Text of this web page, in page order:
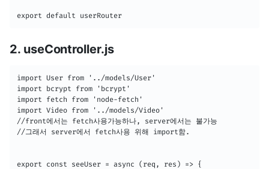
export default userRouter
2. useController.js
import User from '../models/User'
import bcrypt from 'bcrypt'
import fetch from 'node-fetch'
import Video from '../models/Video'
//front에서는 fetch사용가능하나, server에서는 불가능
//그래서 server에서 fetch사용 위해 import함.
export const seeUser = async (req, res) => {